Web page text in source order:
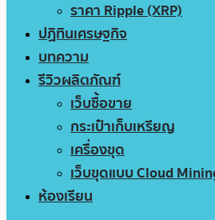
ราคา Ripple (XRP)
ปฏิทินเศรษฐกิจ
บทความ
รีวิวผลิตภัณฑ์
เว็บซื้อขาย
กระเป๋าเก็บเหรียญ
เครื่องขุด
เว็บขุดแบบ Cloud
ห้องเรียน